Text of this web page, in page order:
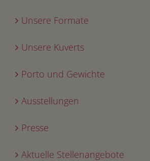
Unsere Formate
Unsere Kuverts
Porto und Gewichte
Ausstellungen
Presse
Aktuelle Stellenangebote